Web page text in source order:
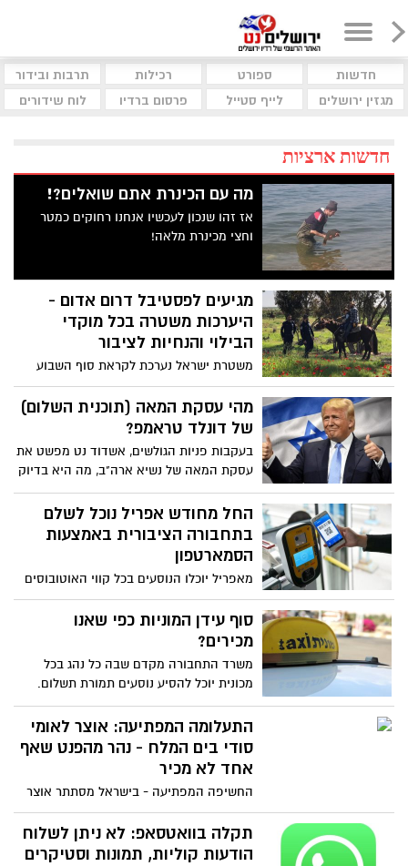
חדשות ספורט רכילות
תרבות ובידור
מגזין ירושלים
לייף סטייל פרסום ברדיו לוח שידורים
חדשות ארציות
מה עם הכינרת אתם שואלים?!
אז זהו שנכון לעכשיו אנחנו רחוקים כמטר
וחצי מכינרת מלאה!
מגיעים לפסטיבל דרום אדום -
היערכות משטרה בכל מוקדי
הבילוי והנחיות לציבור
משטרת ישראל נערכת לקראת סוף השבוע
השני של פסטיבל "דרום אדום" 2020
המתקיים ברחבי הדרום הפורח במהלכו
צפויים לפקוד את הדרום אלפי מטיילים
לציבור לצאת ליהנות בטבע ובמסלולי ההליכה
השונים אך חשוב מכך להקפיד ולהישמע
מהי עסקת המאה (תוכנית השלום)
של דונלד טראמפ?
בעקבות פניות הגולשים, אשדוד נט מפשט את
עסקת המאה של נשיא ארה"ב, מה היא בדיוק
אומרת וכיצד מגיבים עליה בישראל,
הפלסטיים, באירופה ובעולם הערבי
החל מחודש אפריל נוכל לשלם
בתחבורה הציבורית באמצעות
הסמארטפון
מאפריל יוכלו הנוסעים בכל קווי האוטובוסים
וברכבת לשלם באמצעות אפליקציות
תשלומים בנייד. הפיילוט יחל בפברואר עם
עשרות משתתפים בלבד.
סוף עידן המוניות כפי שאנו
מכירים?
משרד התחבורה מקדם שבה כל נהג בכל
מכונית יוכל להסיע נוסעים תמורת תשלום.
הכוונה להוזיל את התחבורה הציבורית, אך
הניסיון מלמד שעלול להיות בדיוק להפך
התעלומה המפתיעה: אוצר לאומי
סודי בים המלח - נהר מהפנט שאף
אחד לא מכיר
החשיפה המפתיעה - בישראל מסתתר אוצר
לאומי, נהר סודי ומהפנט, גראנד קניון קטן
שאף אחד לא מכיר. איך זה קרה ולמה
הסתירו אותו עד עתה. הנהר הסודי שמשתרע
תקלה בוואטסאפ: לא ניתן לשלוח
הודעות קוליות, תמונות וסטיקרים